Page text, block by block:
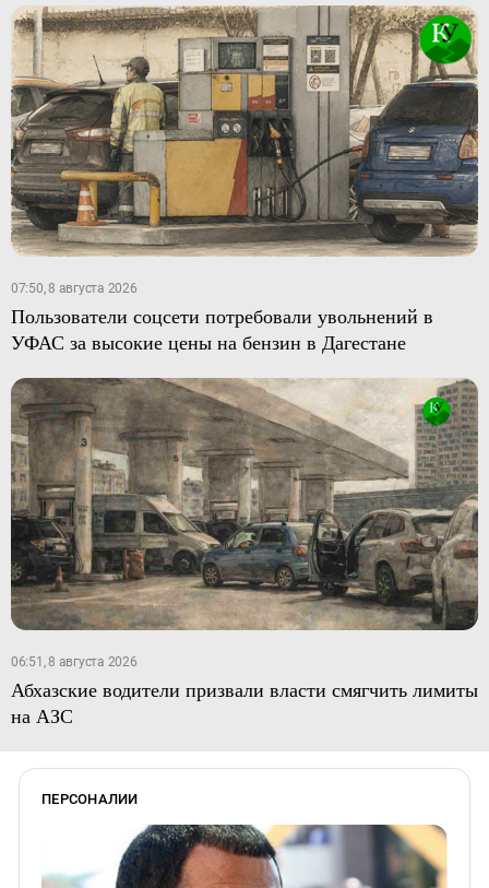
07:50, 8 августа 2026
Пользователи соцсети потребовали увольнений в
УФАС за высокие цены на бензин в Дагестане
06:51, 8 августа 2026
Абхазские водители призвали власти смягчить лимиты
на АЗС
ПЕРСОНАЛИИ